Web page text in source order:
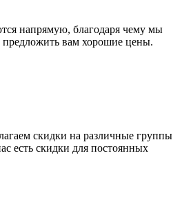
напрямую, благодаря чему мы
вам хорошие цены.
скидки на различные группы
есть скидки для постоянных